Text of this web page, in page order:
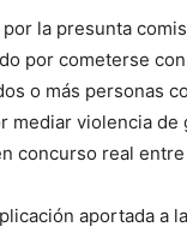
por la presunta
por cometerse
o más personas
mediar violencia
concurso real entre
aportada a